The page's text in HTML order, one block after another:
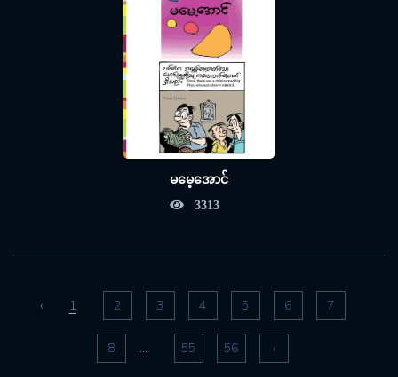
မမေ့အောင်
3313
‹ 1 2 3 4 5 6 7
8 ... 55 56 ›